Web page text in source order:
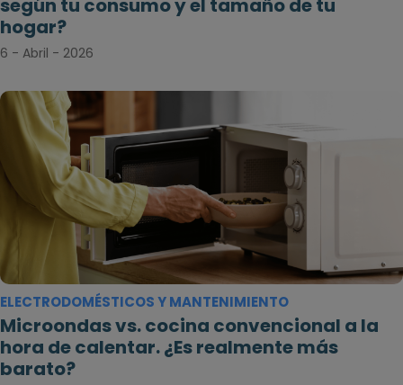
según tu consumo y el tamaño de tu
hogar?
6 - Abril - 2026
ELECTRODOMÉSTICOS Y MANTENIMIENTO
Microondas vs. cocina convencional a la
hora de calentar. ¿Es realmente más
barato?